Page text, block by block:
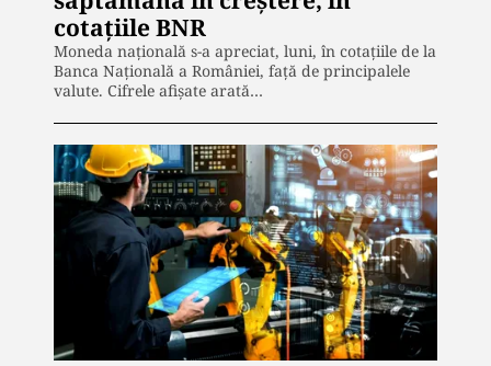
cotațiile BNR
Moneda națională s-a apreciat, luni, în cotațiile de la
Banca Națională a României, față de principalele
valute. Cifrele afişate arată…